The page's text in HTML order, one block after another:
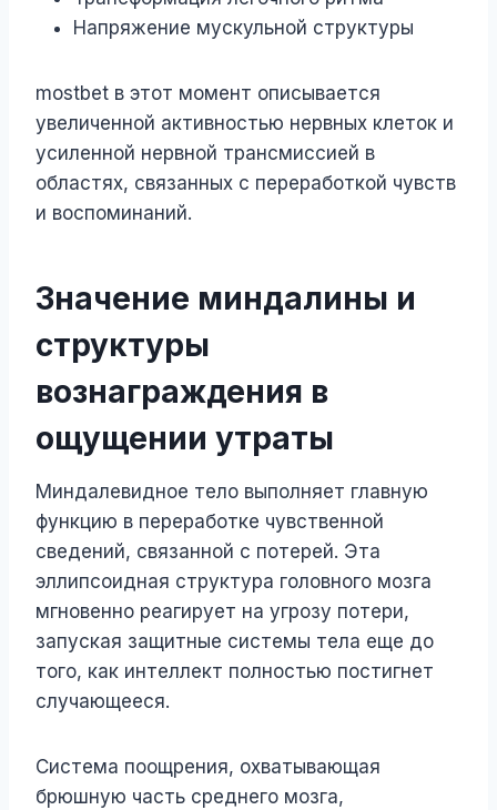
Напряжение мускульной структуры
mostbet в этот момент описывается
увеличенной активностью нервных клеток и
усиленной нервной трансмиссией в
областях, связанных с переработкой чувств
и воспоминаний.
Значение миндалины и
структуры
вознаграждения в
ощущении утраты
Миндалевидное тело выполняет главную
функцию в переработке чувственной
сведений, связанной с потерей. Эта
эллипсоидная структура головного мозга
мгновенно реагирует на угрозу потери,
запуская защитные системы тела еще до
того, как интеллект полностью постигнет
случающееся.
Система поощрения, охватывающая
брюшную часть среднего мозга,